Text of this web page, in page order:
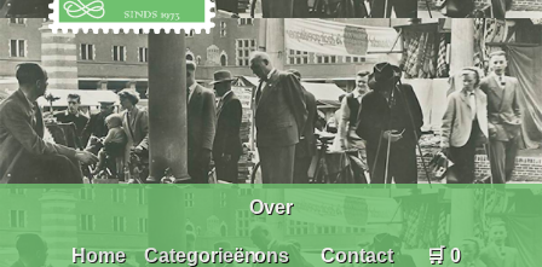
Home Categorieën
Over
ons Contact 🛒 0